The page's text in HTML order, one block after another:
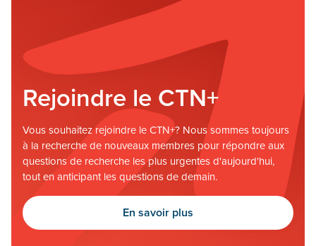
Rejoindre le CTN+
Vous souhaitez rejoindre le CTN+? Nous sommes toujours
à la recherche de nouveaux membres pour répondre aux
questions de recherche les plus urgentes d'aujourd'hui,
tout en anticipant les questions de demain.
En savoir plus